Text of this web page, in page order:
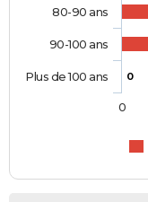
0
80-90 ans
90-100 ans
Plus de 100 ans
0